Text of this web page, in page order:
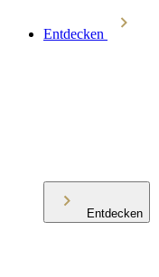
Entdecken
Entdecken